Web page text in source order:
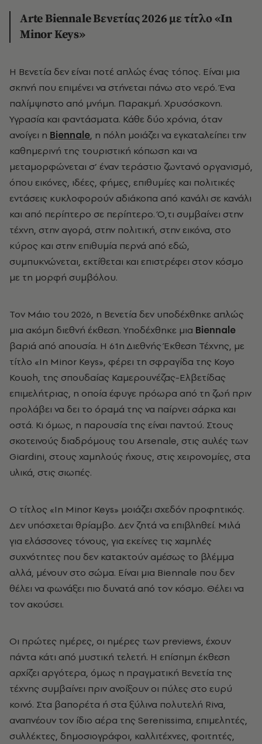
Arte Biennale Βενετίας 2026 με τίτλο «In
Minor Keys»
Η Βενετία δεν είναι ποτέ απλώς ένας τόπος. Είναι μια
σκηνή που επιμένει να στήνεται πάνω στο νερό. Ένα
παλίμψηστο από μνήμη. Παρακμή. Χρυσόσκονη.
Υγρασία και φαντάσματα. Κάθε δύο χρόνια, όταν
ανοίγει η Biennale, η πόλη μοιάζει να εγκαταλείπει την
καθημερινή της τουριστική κόπωση και να
μεταμορφώνεται σ’ έναν τεράστιο ζωντανό οργανισμό,
όπου εικόνες, ιδέες, φήμες, επιθυμίες και πολιτικές
εντάσεις κυκλοφορούν αδιάκοπα από κανάλι σε κανάλι
και από περίπτερο σε περίπτερο. Ό,τι συμβαίνει στην
τέχνη, στην αγορά, στην πολιτική, στην εικόνα, στο
κύρος και στην επιθυμία περνά από εδώ,
συμπυκνώνεται, εκτίθεται και επιστρέφει στον κόσμο
με τη μορφή συμβόλου.
Τον Μάιο του 2026, η Βενετία δεν υποδέχθηκε απλώς
μια ακόμη διεθνή έκθεση. Υποδέχθηκε μια Biennale
βαριά από απουσία. Η 61ηΔιεθνής Έκθεση Τέχνης, με
τίτλο «In Minor Keys», φέρει τη σφραγίδα της Koyo
Kouoh, της σπουδαίας Καμερουνέζας-Ελβετίδας
επιμελήτριας, η οποία έφυγε πρόωρα από τη ζωή πριν
προλάβει να δει το όραμά της να παίρνει σάρκα και
οστά. Κι όμως, η παρουσία της είναι παντού. Στους
σκοτεινούς διαδρόμους του Arsenale, στις αυλές των
Giardini, στους χαμηλούς ήχους, στις χειρονομίες, στα
υλικά, στις σιωπές.
Ο τίτλος «In Minor Keys» μοιάζει σχεδόν προφητικός.
Δεν υπόσχεται θρίαμβο. Δεν ζητά να επιβληθεί. Μιλά
για ελάσσονες τόνους, για εκείνες τις χαμηλές
συχνότητες που δεν κατακτούν αμέσως το βλέμμα
αλλά, μένουν στο σώμα. Είναι μια Biennale που δεν
θέλει να φωνάξει πιο δυνατά από τον κόσμο. Θέλει να
τον ακούσει.
Οι πρώτες ημέρες, οι ημέρες των previews, έχουν
πάντα κάτι από μυστική τελετή. Η επίσημη έκθεση
αρχίζει αργότερα, όμως η πραγματική Βενετία της
τέχνης συμβαίνει πριν ανοίξουν οι πύλες στο ευρύ
κοινό. Στα βαπορέτα ή στα ξύλινα πολυτελή Riva,
αναπνέουν τον ίδιο αέρα της Serenissima, επιμελητές,
συλλέκτες, δημοσιογράφοι, καλλιτέχνες, φοιτητές,